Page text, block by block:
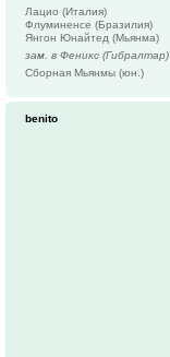
Лацио (Италия)
Флуминенсе (Бразилия)
Янгон Юнайтед (Мьянма)
зам. в Феникс (Гибралтар)
Сборная Мьянмы (юн.)
benito